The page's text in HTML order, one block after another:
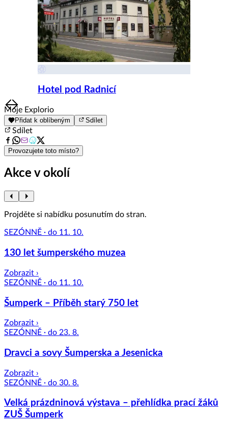
Hotel pod Radnicí
Item
1
of
8
Moje Explorio
Přidat k oblíbeným Sdílet
Sdílet
Provozujete toto místo?
Akce v okolí
Projděte si nabídku posunutím do stran.
SEZÓNNĚ · do 11. 10.
130 let šumperského muzea
Zobrazit ›
SEZÓNNĚ · do 11. 10.
Šumperk – Příběh starý 750 let
Zobrazit ›
SEZÓNNĚ · do 23. 8.
Dravci a sovy Šumperska a Jesenicka
Zobrazit ›
SEZÓNNĚ · do 30. 8.
Velká prázdninová výstava – přehlídka prací žáků
ZUŠ Šumperk